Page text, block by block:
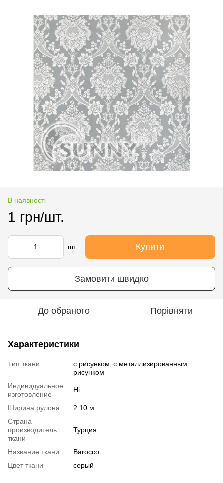
В наявності
1 грн/шт.
шт. Купити
Замовити швидко
До обраного Порівняти
Характеристики
Тип ткани
с рисунком, с металлизированным
рисунком
Индивидуальное
изготовление
Ні
Ширина рулона
2.10 м
Страна
производитель
ткани
Турция
Название ткани
Barocco
Цвет ткани
серый